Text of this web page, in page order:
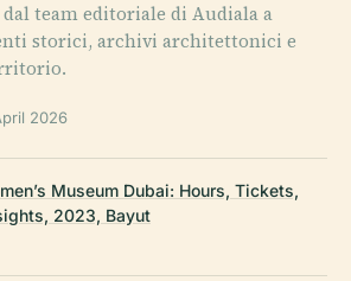
team editoriale di Audiala a
storici, archivi architettonici e
2026
Museum Dubai: Hours, Tickets,
2023, Bayut